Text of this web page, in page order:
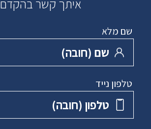
איתך קשר בהקדם
שם מלא
שם ‏(חובה)
טלפון נייד
טלפון ‏(חובה)